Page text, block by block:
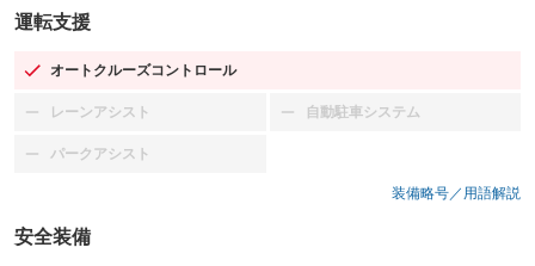
運転支援
オートクルーズコントロール
：装備あり
レーンアシスト
：装備なし 自動駐車システム
：装備なし
パークアシスト
：装備なし
装備略号／用語解説
安全装備